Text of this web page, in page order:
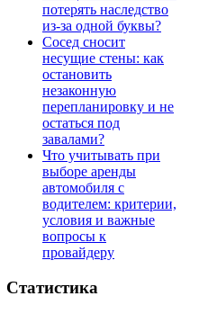
потерять наследство
из-за одной буквы?
Сосед сносит
несущие стены: как
остановить
незаконную
перепланировку и не
остаться под
завалами?
Что учитывать при
выборе аренды
автомобиля с
водителем: критерии,
условия и важные
вопросы к
провайдеру
Статистика